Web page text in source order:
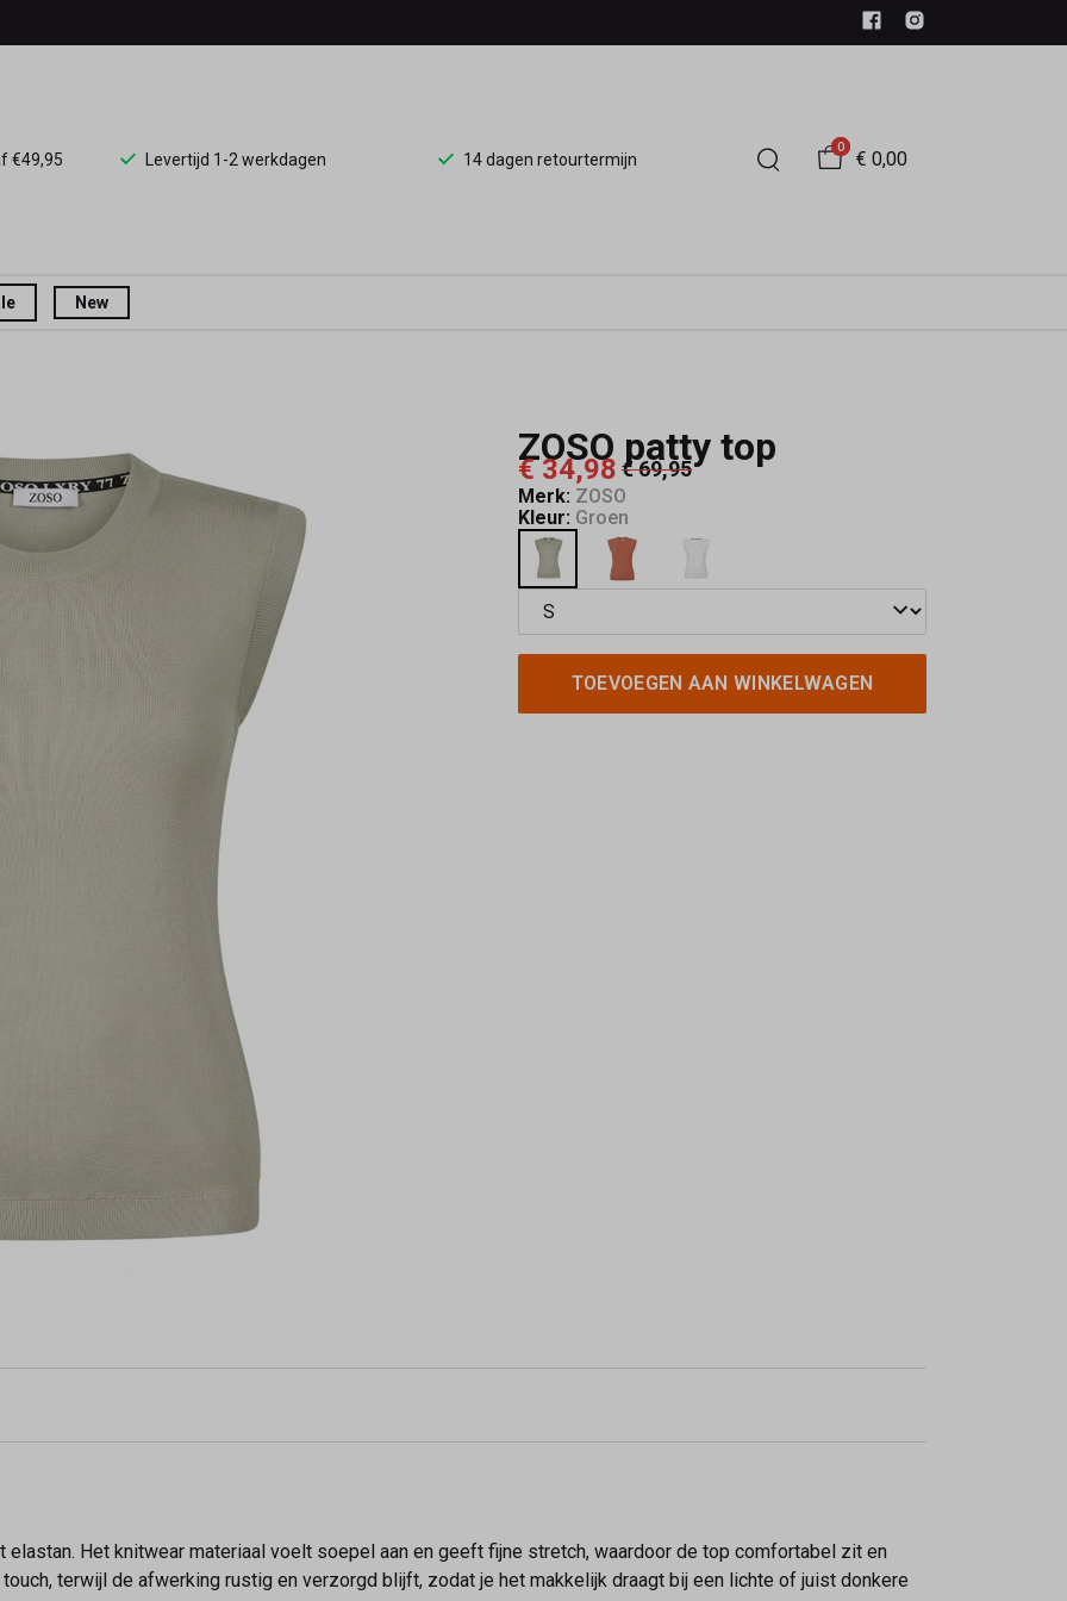
€49,95 Levertijd 1-2 werkdagen 14 dagen retourtermijn
0
€ 0,00
New
ZOSO patty top
€ 34,98 € 69,95
Merk: ZOSO
Kleur: Groen
TOEVOEGEN AAN WINKELWAGEN
Het knitwear materiaal voelt soepel aan en geeft fijne stretch, waardoor de top comfortabel zit en
terwijl de afwerking rustig en verzorgd blijft, zodat je het makkelijk draagt bij een lichte of juist donkere